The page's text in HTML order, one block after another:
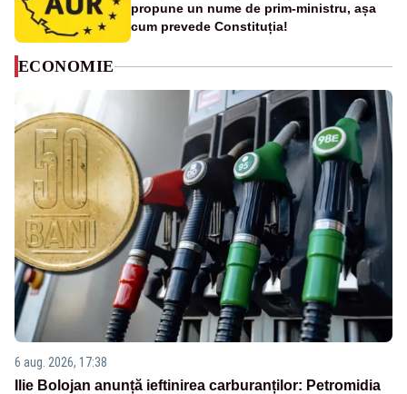
propune un nume de prim-ministru, așa
cum prevede Constituția!
ECONOMIE
6 aug. 2026, 17:38
Ilie Bolojan anunță ieftinirea carburanților: Petromidia